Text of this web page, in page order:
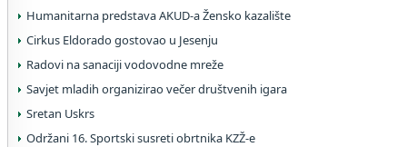
Humanitarna predstava AKUD-a Žensko kazalište
Cirkus Eldorado gostovao u Jesenju
Radovi na sanaciji vodovodne mreže
Savjet mladih organizirao večer društvenih igara
Sretan Uskrs
Održani 16. Sportski susreti obrtnika KZŽ-e